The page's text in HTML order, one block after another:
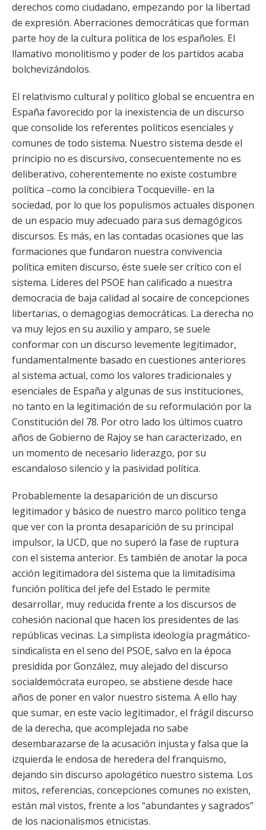
derechos como ciudadano, empezando por la libertad
de expresión. Aberraciones democráticas que forman
parte hoy de la cultura política de los españoles. El
llamativo monolitismo y poder de los partidos acaba
bolchevizándolos.
El relativismo cultural y político global se encuentra en
España favorecido por la inexistencia de un discurso
que consolide los referentes políticos esenciales y
comunes de todo sistema. Nuestro sistema desde el
principio no es discursivo, consecuentemente no es
deliberativo, coherentemente no existe costumbre
política –como la concibiera Tocqueville- en la
sociedad, por lo que los populismos actuales disponen
de un espacio muy adecuado para sus demagógicos
discursos. Es más, en las contadas ocasiones que las
formaciones que fundaron nuestra convivencia
política emiten discurso, éste suele ser crítico con el
sistema. Líderes del PSOE han calificado a nuestra
democracia de baja calidad al socaire de concepciones
libertarias, o demagogias democráticas. La derecha no
va muy lejos en su auxilio y amparo, se suele
conformar con un discurso levemente legitimador,
fundamentalmente basado en cuestiones anteriores
al sistema actual, como los valores tradicionales y
esenciales de España y algunas de sus instituciones,
no tanto en la legitimación de su reformulación por la
Constitución del 78. Por otro lado los últimos cuatro
años de Gobierno de Rajoy se han caracterizado, en
un momento de necesario liderazgo, por su
escandaloso silencio y la pasividad política.
Probablemente la desaparición de un discurso
legitimador y básico de nuestro marco político tenga
que ver con la pronta desaparición de su principal
impulsor, la UCD, que no superó la fase de ruptura
con el sistema anterior. Es también de anotar la poca
acción legitimadora del sistema que la limitadísima
función política del jefe del Estado le permite
desarrollar, muy reducida frente a los discursos de
cohesión nacional que hacen los presidentes de las
repúblicas vecinas. La simplista ideología pragmático-
sindicalista en el seno del PSOE, salvo en la época
presidida por González, muy alejado del discurso
socialdemócrata europeo, se abstiene desde hace
años de poner en valor nuestro sistema. A ello hay
que sumar, en este vacío legitimador, el frágil discurso
de la derecha, que acomplejada no sabe
desembarazarse de la acusación injusta y falsa que la
izquierda le endosa de heredera del franquismo,
dejando sin discurso apologético nuestro sistema. Los
mitos, referencias, concepciones comunes no existen,
están mal vistos, frente a los “abundantes y sagrados”
de los nacionalismos etnicistas.